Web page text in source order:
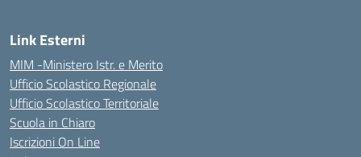
Link Esterni
MIM -Ministero Istr. e Merito
Ufficio Scolastico Regionale
Ufficio Scolastico Territoriale
Scuola in Chiaro
Iscrizioni On Line